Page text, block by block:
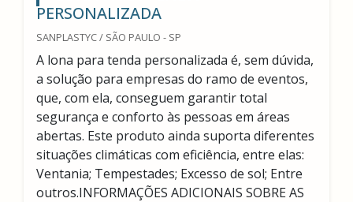
PERSONALIZADA
SANPLASTYC / SÃO PAULO - SP
A lona para tenda personalizada é, sem dúvida,
a solução para empresas do ramo de eventos,
que, com ela, conseguem garantir total
segurança e conforto às pessoas em áreas
abertas. Este produto ainda suporta diferentes
situações climáticas com eficiência, entre elas:
Ventania; Tempestades; Excesso de sol; Entre
outros.INFORMAÇÕES ADICIONAIS SOBRE AS